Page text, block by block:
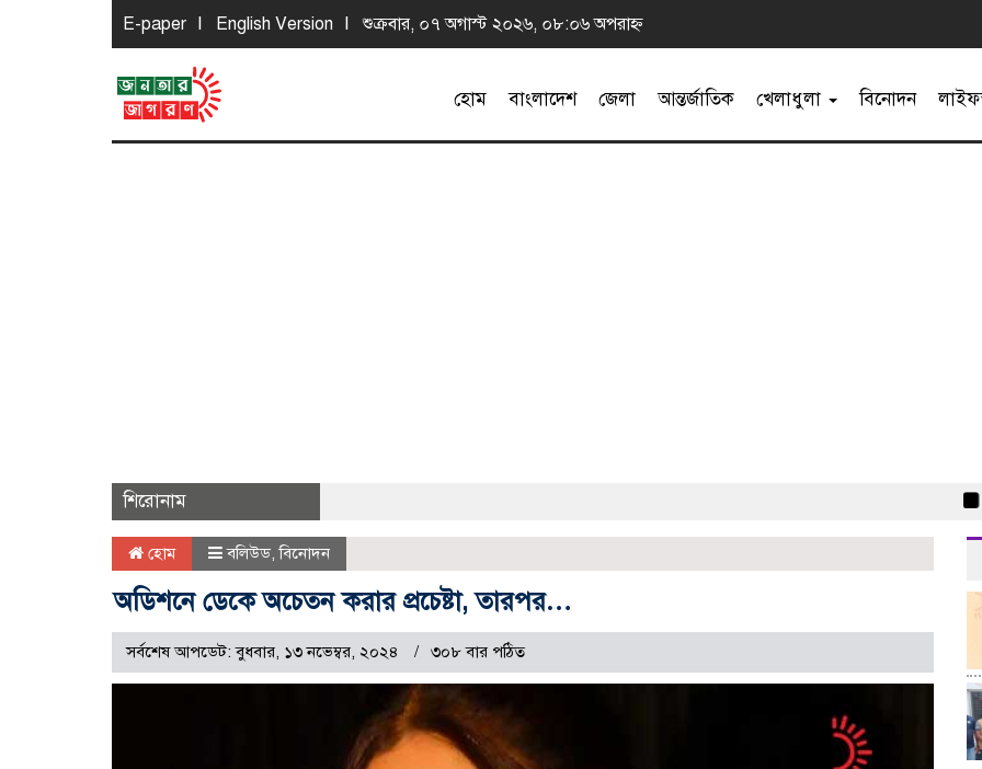
E-paper English Version শুক্রবার, ০৭ অগাস্ট ২০২৬, ০৮:০৬ অপরাহ্ন
হোম বাংলাদেশ জেলা আন্তর্জাতিক খেলাধুলা বিনোদন
শিরোনাম
হোম বলিউড,বিনোদন
অডিশনে ডেকে অচেতন করার প্রচেষ্টা, তারপর…
সর্বশেষ আপডেট: বুধবার, ১৩ নভেম্বর, ২০২৪ ৩০৮ বার পঠিত